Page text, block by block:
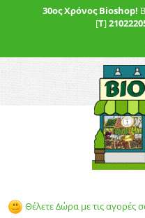
30ος Χρόνος Bioshop!
[T]
Θέλετε Δώρα με τις αγορές